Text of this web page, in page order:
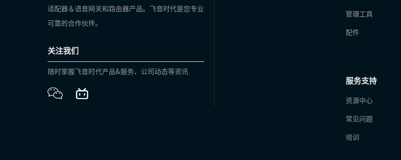
适配器＆语音网关和路由器产品。飞音时代是您专业
可靠的合作伙伴。
关注我们
随时掌握飞音时代产品&服务、公司动态等资讯
管理工具
配件
服务支持
资源中心
常见问题
培训